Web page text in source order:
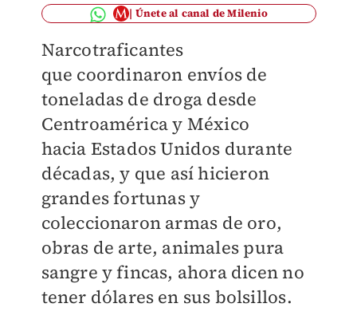
Únete al canal de Milenio
Narcotraficantes
que coordinaron envíos de
toneladas de droga desde
Centroaméricay México
hacia Estados Unidos durante
décadas,y que así hicieron
grandesfortunas y
coleccionaron armas de oro,
obras de arte, animales pura
sangre y fincas, ahora dicenno
tener dólares en sus bolsillos.